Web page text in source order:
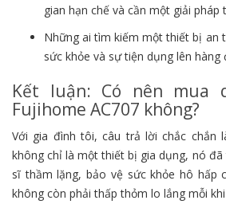
gian hạn chế và cần một giải
Những ai tìm kiếm một thiết bị an
sức khỏe và sự tiện dụng lên hàng
Kết luận: Có nên mua
Fujihome AC707 không?
Với gia đình tôi, câu trả lời chắc chắn
không chỉ là một thiết bị gia dụng, nó
sĩ thầm lặng, bảo vệ sức khỏe hô hấp
không còn phải thấp thỏm lo lắng mỗi